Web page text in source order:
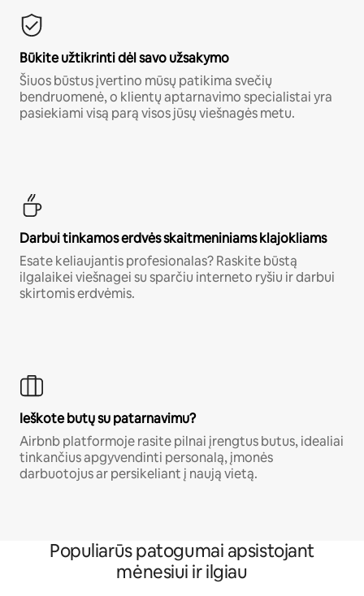
Būkite užtikrinti dėl savo užsakymo
Šiuos būstus įvertino mūsų patikima svečių
bendruomenė, o klientų aptarnavimo specialistai yra
pasiekiami visą parą visos jūsų viešnagės metu.
Darbui tinkamos erdvės skaitmeniniams klajokliams
Esate keliaujantis profesionalas? Raskite būstą
ilgalaikei viešnagei su sparčiu interneto ryšiu ir darbui
skirtomis erdvėmis.
Ieškote butų su patarnavimu?
Airbnb platformoje rasite pilnai įrengtus butus, idealiai
tinkančius apgyvendinti personalą, įmonės
darbuotojus ar persikeliant į naują vietą.
Populiarūs patogumai apsistojant
mėnesiui ir ilgiau